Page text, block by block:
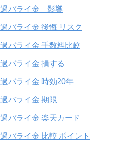
過バライ金 影響
過バライ金 後悔 リスク
過バライ金 手数料比較
過バライ金 損する
過バライ金 時効20年
過バライ金 期限
過バライ金 楽天カード
過バライ金 比較 ポイント